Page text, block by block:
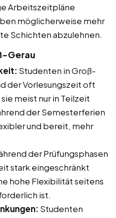
Arbeitszeitpläne
möglicherweise mehr
Schichten abzulehnen.
Gerau
Studenten in Groß-
der Vorlesungszeit oft
meist nur in Teilzeit
der Semesterferien
und bereit, mehr
der Prüfungsphasen
stark eingeschränkt
hohe Flexibilität seitens
ist.
Studenten